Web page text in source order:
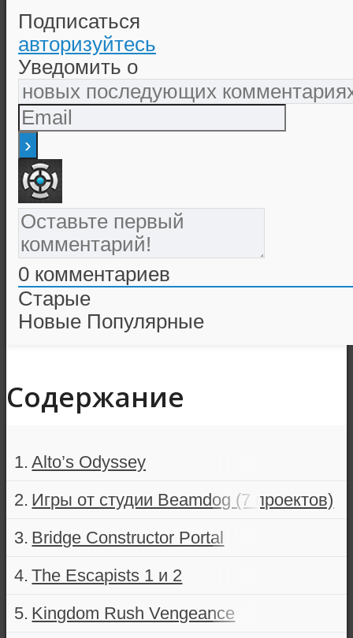
Подписаться
авторизуйтесь
Уведомить о
0 комментариев
Старые
Новые Популярные
Содержание
Alto’s Odyssey
Игры от студии Beamdog (7 проектов)
Bridge Constructor Portal
The Escapists 1 и 2
Kingdom Rush Vengeance